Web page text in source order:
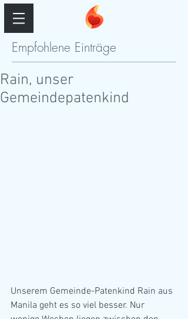
Empfohlene Einträge
Rain, unser
Gemeindepatenkind
Unserem Gemeinde-Patenkind Rain aus
Manila geht es so viel besser. Nur